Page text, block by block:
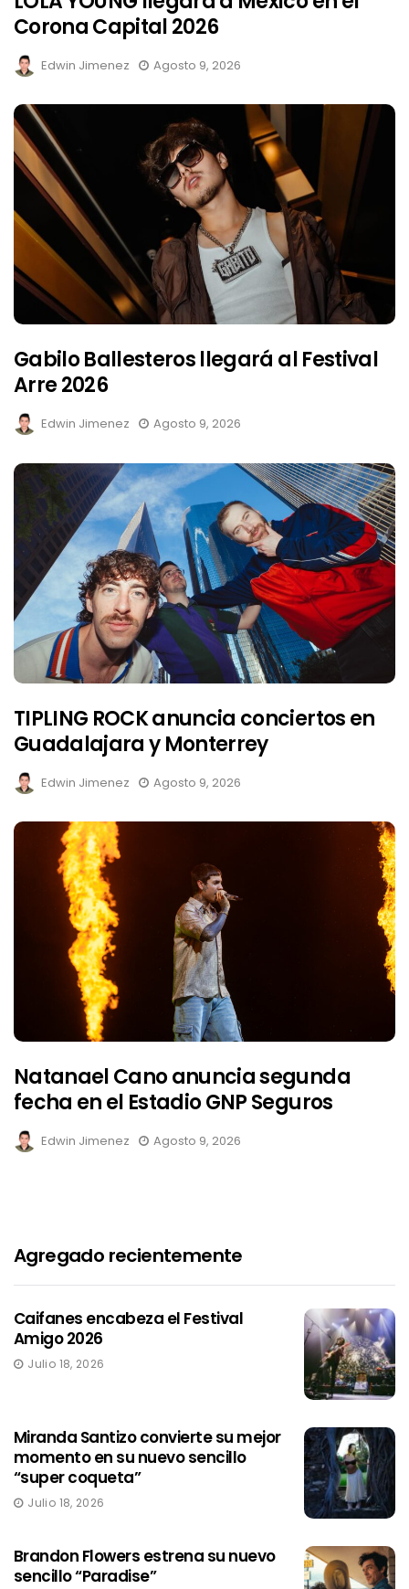
Corona Capital 2026
Edwin Jimenez Agosto 9, 2026
Gabilo Ballesteros llegará al Festival
Arre 2026
Edwin Jimenez Agosto 9, 2026
TIPLING ROCK anuncia conciertos en
Guadalajara y Monterrey
Edwin Jimenez Agosto 9, 2026
Natanael Cano anuncia segunda
fecha en el Estadio GNP Seguros
Edwin Jimenez Agosto 9, 2026
Agregado recientemente
Caifanes encabeza el Festival
Amigo 2026
Julio 18, 2026
Miranda Santizo convierte su mejor
momento en su nuevo sencillo
“super coqueta”
Julio 18, 2026
Brandon Flowers estrena su nuevo
sencillo “Paradise”